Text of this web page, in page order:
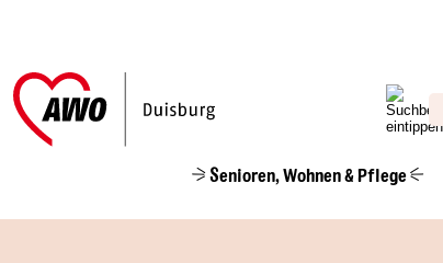
Senioren, Wohnen & Pflege